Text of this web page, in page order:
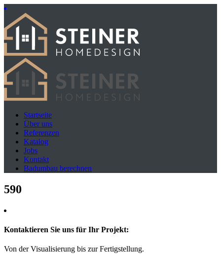
Startseite
Über uns
Referenzen
Katalog
Jobs
Kontakt
Badumbau berechnen
590
Kontaktieren Sie uns für Ihr Projekt:
Von der Visualisierung bis zur Fertigstellung.